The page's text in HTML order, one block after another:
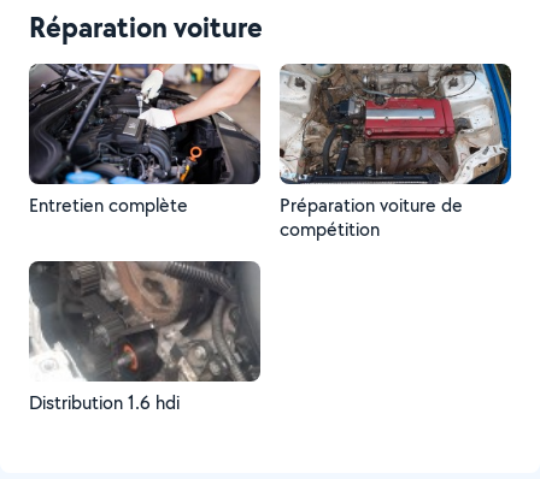
Réparation voiture
Entretien complète
Préparation voiture de
compétition
Distribution 1.6 hdi